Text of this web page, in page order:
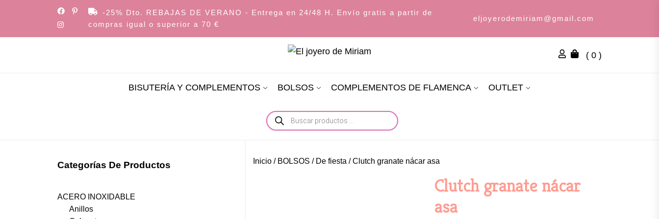
-25% Dto. REBAJAS DE VERANO - Entrega en 24/48 H. Envío gratis a partir de
compras igual o superior a 70 €
eljoyerodemiriam@gmail.com
joyero
Miriam
( 0 )
BISUTERÍA Y COMPLEMENTOS BOLSOS COMPLEMENTOS DE FLAMENCA OUTLET
Búsqueda
de
productos
Inicio / BOLSOS / De fiesta / Clutch granate nácar asa
Clutch granate nácar
asa
Categorías De Productos
ACERO INOXIDABLE
Anillos